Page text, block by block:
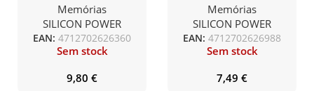
1.5V
Memórias
SILICON POWER
EAN: 4712702626360
Sem stock
9,80 €
Memórias
SILICON POWER
EAN: 4712702626988
Sem stock
7,49 €